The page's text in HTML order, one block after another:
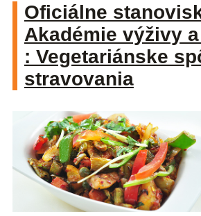
Oficiálne
Akadémie výživy
: Vegetariánske
stravovania